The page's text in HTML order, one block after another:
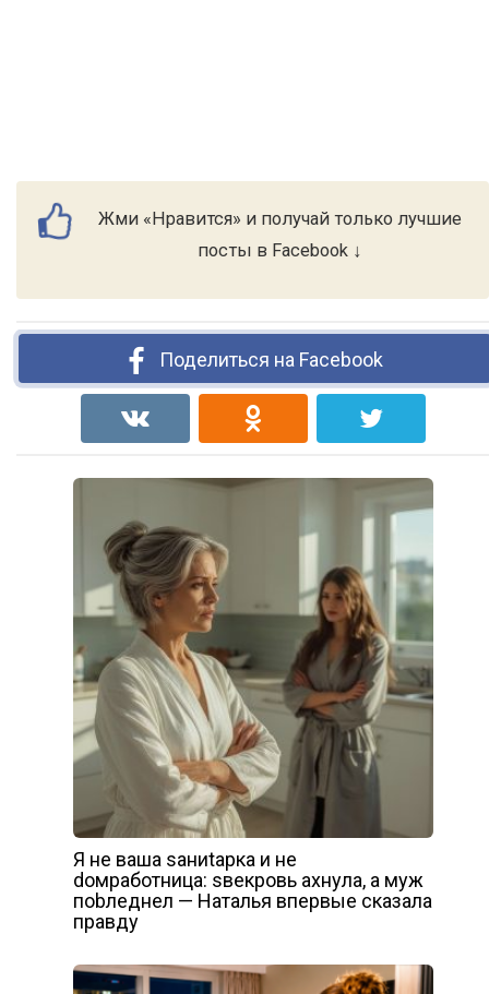
Жми «Нравится» и получай только лучшие
посты в Facebook ↓
Поделиться на Facebook
Я не ваша sаниtарка и не
dомработница: sвекровь ахнула, а муж
поbледнел — Наталья впервые сказала
правду